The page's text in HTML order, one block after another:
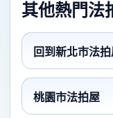
其他熱門法
回到新北市法
桃園市法拍屋